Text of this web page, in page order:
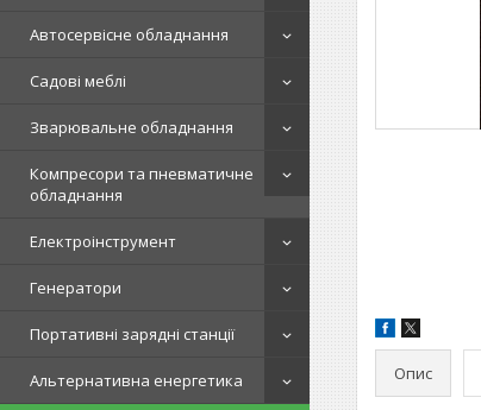
Автосервісне обладнання
Садові меблі
Зварювальне обладнання
Компресори та пневматичне
обладнання
Електроінструмент
Генератори
Портативні зарядні станції
Альтернативна енергетика Опис